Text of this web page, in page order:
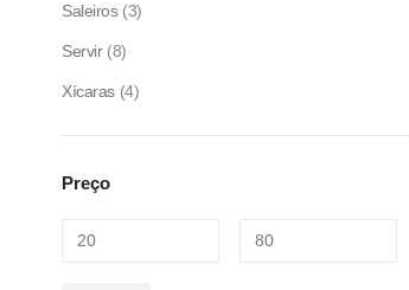
Saleiros (3)
Servir (8)
Xícaras (4)
Preço